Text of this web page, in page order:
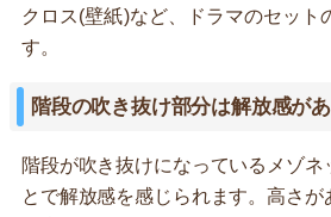
クロス(壁紙)など、ドラマのセット
す。
階段の吹き抜け部分は解放感が
階段が吹き抜けになっているメゾネ
とで解放感を感じられます。高さ